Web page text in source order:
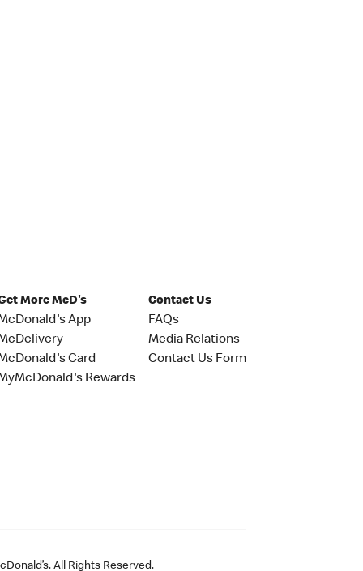
More McD's
App
Card
Rewards
Contact Us
FAQs
Media Relations
Contact Us Form
All Rights Reserved.